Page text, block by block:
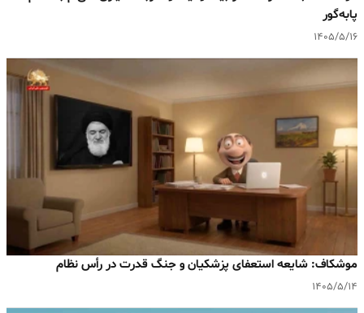
پا‌به‌گور
۱۴۰۵/۵/۱۶
موشکاف: شایعه استعفای پزشکیان و جنگ قدرت در رأس نظام
۱۴۰۵/۵/۱۴